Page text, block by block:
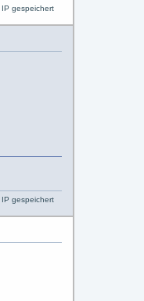
IP gespeichert
IP gespeichert